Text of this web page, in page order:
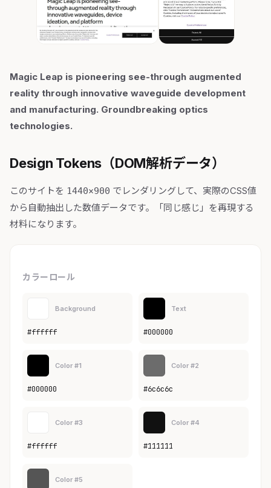
Magic Leap is pioneering see-through augmented
reality through innovative waveguide development
and manufacturing. Groundbreaking optics
technologies.
Design Tokens（DOM解析データ）
このサイトを 1440×900 でレンダリングして、実際のCSS値
から自動抽出した数値データです。「同じ感じ」を再現する
材料になります。
カラーロール
Background
#ffffff
Text
#000000
Color #1
#000000
Color #2
#6c6c6c
Color #3
#ffffff
Color #4
#111111
Color #5